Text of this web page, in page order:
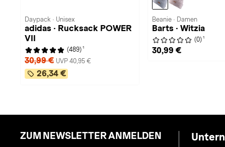
Daypack · Unisex
adidas · Rucksack POWER
VII
(489) 1
30,99 € UVP 40,95 €
26,34 €
Beanie · Damen
Barts · Witzia
(0) 1
30,99 €
ZUM NEWSLETTER ANMELDEN